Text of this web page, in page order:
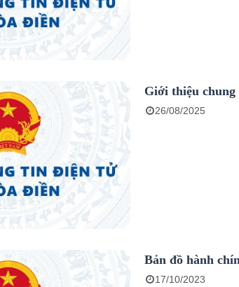
Giới thiệu chung
26/08/2025
Bản đồ hành
17/10/2023